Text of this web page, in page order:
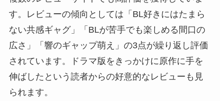
す。レビューの傾向としては「BL好きにはたまら
ない共感ギャグ」「BLが苦手でも楽しめる間口の
広さ」「響のギャップ萌え」の3点が繰り返し評価
されています。ドラマ版をきっかけに原作に手を
伸ばしたという読者からの好意的なレビューも見
られます。